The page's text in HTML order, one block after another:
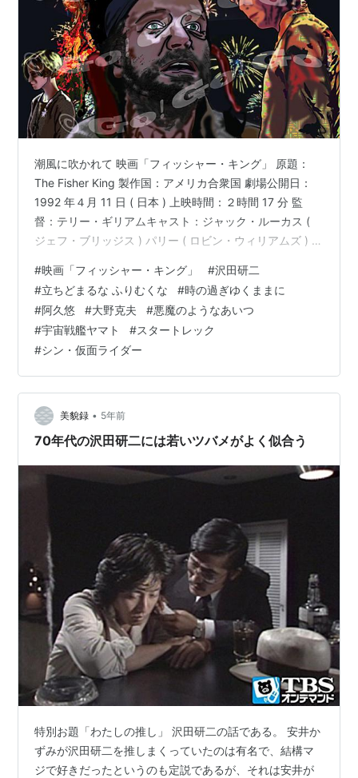
潮風に吹かれて 映画「フィッシャー・キング」 原題：
The Fisher King 製作国：アメリカ合衆国 劇場公開日：
1992 年４月 11 日 ( 日本 ) 上映時間：２時間 17 分 監
督：テリー・ギリアムキャスト：ジャック・ルーカス (
ジェフ・ブリッジス ) パリー ( ロビン・ウィリアムズ ) リ
) ホームレスのキャバレー歌手 ( マイケル・ジェッター )
ルー ( デヴィッド・ハイド・ピアース ) ビデオ店の客 ( キ
ャシー・ナジミー ) 傷痍 [ しょうい ] 軍人 ( トム・ウェイ
ツ ) その他…… 解説・あら…
#映画「フィッシャー・キング」 #沢田研二
#立ちどまるな ふりむくな #時の過ぎゆくままに
#阿久悠 #大野克夫 #悪魔のようなあいつ
#宇宙戦艦ヤマト #スタートレック
#シン・仮面ライダー
美貌録 • 5年前
70年代の沢田研二には若いツバメがよく似合う
特別お題「わたしの推し」 沢田研二の話である。 安井か
ずみが沢田研二を推しまくっていたのは有名で、結構マ
ジで好きだったというのも定説であるが、それは安井が